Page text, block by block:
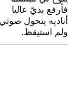
فأرفع يديّ عاليا
أناديه يتحول
ولم استيقظ.